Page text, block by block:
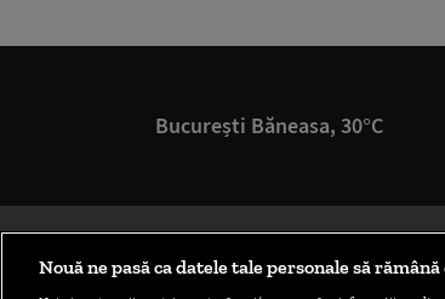
București Băneasa, 30°C
Nouă ne pasă ca datele tale personale să